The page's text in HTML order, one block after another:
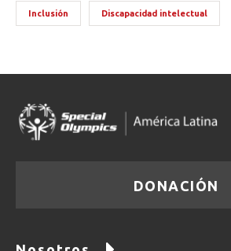
Inclusión Discapacidad intelectual
DONACIÓN